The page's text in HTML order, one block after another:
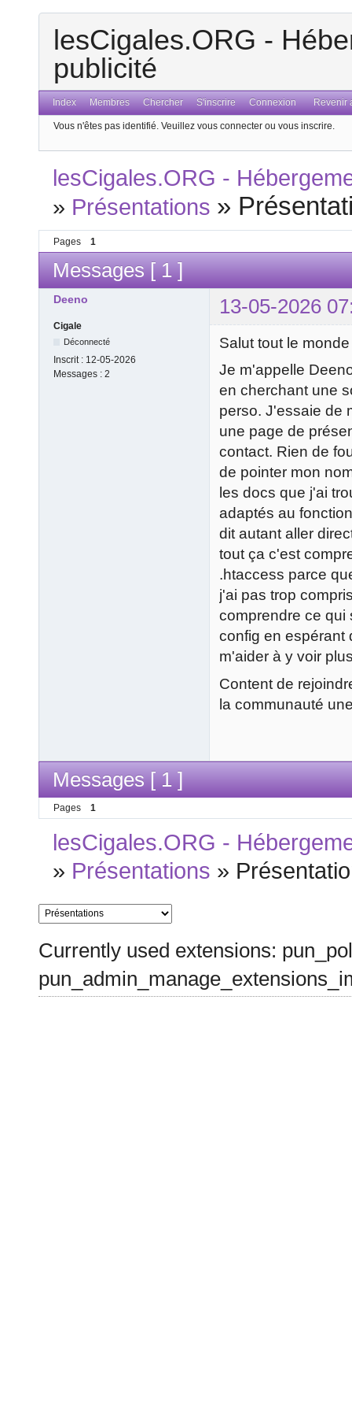
lesCigales.ORG -
publicité
Index Membres Chercher S'inscrire Connexion Revenir
Vous n'êtes pas identifié. Veuillez vous connecter ou vous inscrire.
lesCigales.ORG -
» Présentations »
Pages 1
Messages [ 1 ]
Deeno 13-05-2026
Cigale
Déconnecté
Inscrit : 12-05-2026
Messages : 2
Salut tout le monde
Je m'appelle
en cherchant une
perso. J'essaie de
une page de
contact. Rien de
de pointer mon
les docs que j'ai
adaptés au
dit autant aller
tout ça c'est
.htaccess parce
j'ai pas trop
comprendre ce qui
config en espérant
m'aider à y voir
Content de
la communauté
Messages [ 1 ]
Pages 1
lesCigales.ORG -
» Présentations »
Currently used extensions: